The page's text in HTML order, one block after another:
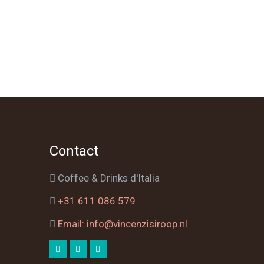
Contact
Coffee & Drinks d'Italia
+31 611 086 579
Email: info@vincenzisiroop.nl